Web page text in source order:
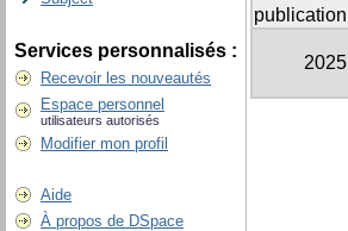
Services personnalisés :
Recevoir les nouveautés
Espace personnel
utilisateurs autorisés
Modifier mon profil
Aide
À propos de DSpace
publication
2025